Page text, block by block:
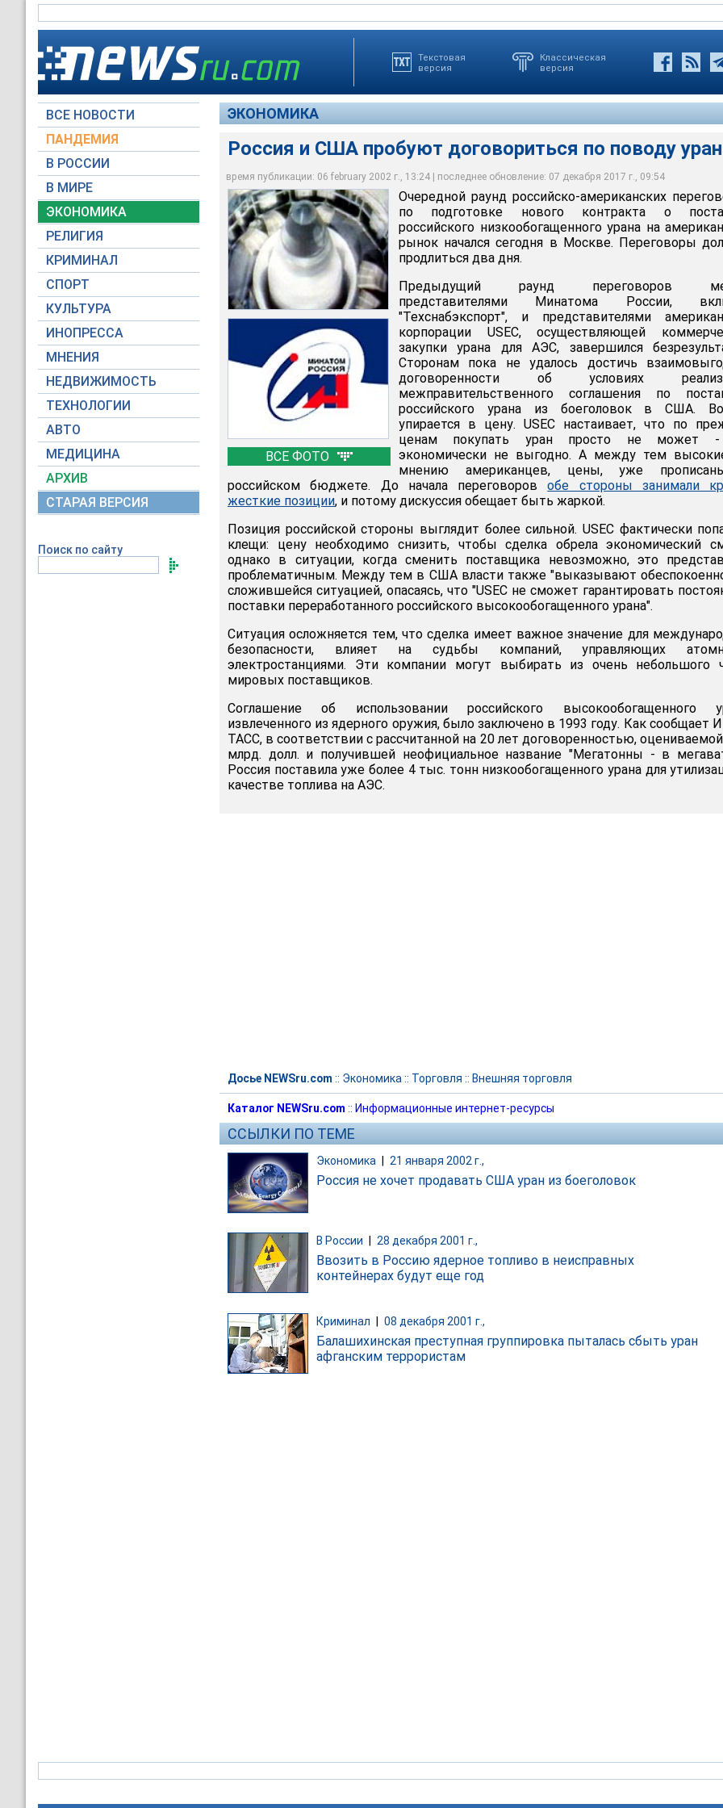
Текстовая
версия
Классическая
версия
ВСЕ НОВОСТИ
ПАНДЕМИЯ
В РОССИИ
В МИРЕ
ЭКОНОМИКА
РЕЛИГИЯ
КРИМИНАЛ
СПОРТ
КУЛЬТУРА
ИНОПРЕССА
МНЕНИЯ
НЕДВИЖИМОСТЬ
ТЕХНОЛОГИИ
АВТО
МЕДИЦИНА
АРХИВ
СТАРАЯ ВЕРСИЯ
Поиск по сайту
ЭКОНОМИКА
Россия и США пробуют договориться по поводу
время публикации: 06 february 2002 г., 13:24 | последнее обновление: 07 декабря 2017 г., 09:54
ВСЕ ФОТО
Россия и США пробуют договориться по поводу урана
Архив NTVRU.com
Предыдущие переговоры между представителями Минатома России и
представителями американской корпорации USEC завершились безрезультатно
minatom.ru
Сторонам пока не удалось достичь договоренности об условиях реализации
межправительственного соглашения по поставкам российского урана из боеголовок
в США
usec.com
Очередной раунд российско-американских
по подготовке нового контракта о
российского низкообогащенного урана на
рынок начался сегодня в Москве. Переговоры
продлиться два дня.
Предыдущий раунд переговоров
представителями Минатома России,
"Техснабэкспорт", и представителями
корпорации USEC, осуществляющей
закупки урана для АЭС, завершился
Сторонам пока не удалось достичь
договоренности об условиях
межправительственного соглашения по
российского урана из боеголовок в США.
упирается в цену. USEC настаивает, что по
ценам покупать уран просто не может
экономически не выгодно. А между тем
мнению американцев, цены, уже
российском бюджете. До начала переговоровобе стороны занимали
жесткие позиции, и потому дискуссия обещает быть жаркой.
Позиция российской стороны выглядит более сильной. USEC фактически
клещи: цену необходимо снизить, чтобы сделка обрела экономический
однако в ситуации, когда сменить поставщика невозможно, это
проблематичным. Между тем в США власти также "выказывают
сложившейся ситуацией, опасаясь, что "USEC не сможет гарантировать
поставки переработанного российского высокообогащенного урана".
Ситуация осложняется тем, что сделка имеет важное значение для
безопасности, влияет на судьбы компаний, управляющих
электростанциями. Эти компании могут выбирать из очень небольшого
мировых поставщиков.
Соглашение об использовании российского высокообогащенного
извлеченного из ядерного оружия, было заключено в 1993 году. Как сообщает
ТАСС, в соответствии с рассчитанной на 20 лет договоренностью,
млрд. долл. и получившей неофициальное название "Мегатонны - в
Россия поставила уже более 4 тыс. тонн низкообогащенного урана для
качестве топлива на АЭС.
Досье NEWSru.com :: Экономика :: Торговля :: Внешняя торговля
Каталог NEWSru.com :: Информационные интернет-ресурсы
ССЫЛКИ ПО ТЕМЕ
Экономика 21 января 2002 г.,
Россия не хочет продавать США уран из боеголовок
В России 28 декабря 2001 г.,
Ввозить в Россию ядерное топливо в неисправных
контейнерах будут еще год
Криминал 08 декабря 2001 г.,
Балашихинская преступная группировка пыталась сбыть уран
афганским террористам